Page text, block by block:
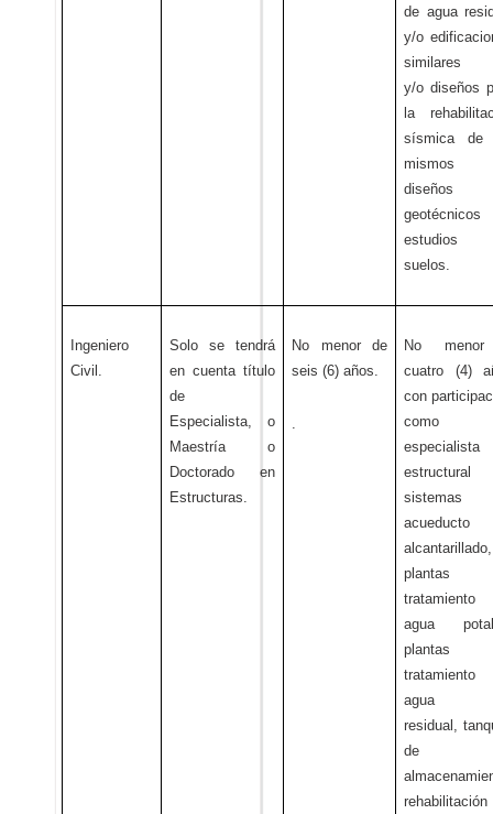
de agua
y/o
similares
y/o diseños
la
sísmica de
mismos
diseños
geotécnicos
estudios
suelos.
Ingeniero
Civil.
Solo se tendrá
en cuenta título
de
Especialista, o
Maestría o
Doctorado en
Estructuras.
No menor de
seis (6) años.
No
cuatro (4)
con
como
especialista
estructural
sistemas
acueducto
alcantarillado,
plantas
tratamiento
agua
plantas
tratamiento
agua
residual,
de